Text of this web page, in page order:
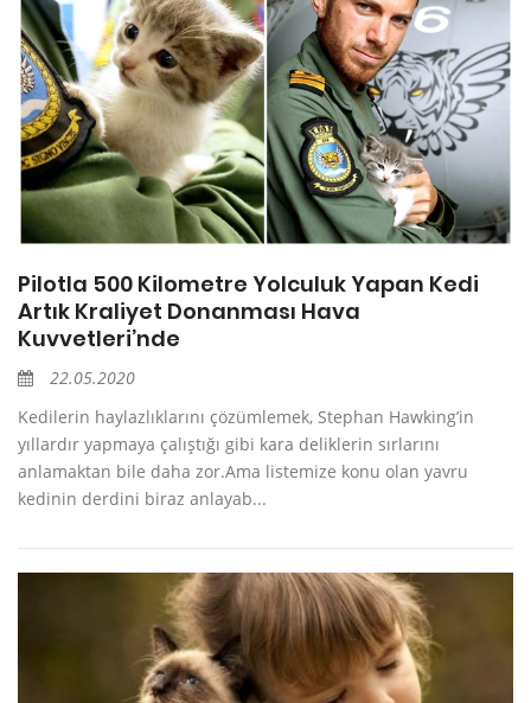
Pilotla 500 Kilometre Yolculuk Yapan Kedi
Artık Kraliyet Donanması Hava
Kuvvetleri’nde
22.05.2020
Kedilerin haylazlıklarını çözümlemek, Stephan Hawking’in
yıllardır yapmaya çalıştığı gibi kara deliklerin sırlarını
anlamaktan bile daha zor.Ama listemize konu olan yavru
kedinin derdini biraz anlayab...